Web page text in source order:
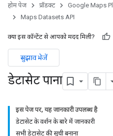
होम पेज प्रॉडक्ट Google Maps
Maps Datasets API
क्या इस कॉन्टेंट से आपको मदद मिली?
सुझाव भेजें
डेटासेट पाना
इस पेज पर, यह जानकारी उपलब्ध है
डेटासेट के वर्शन के बारे में जानकारी
सभी डेटासेट की सूची बनाना